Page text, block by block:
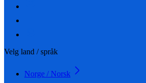
Velg land / språk
Norge / Norsk